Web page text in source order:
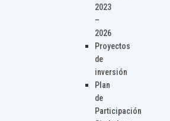
2023
–
2026
Proyectos
de
inversión
Plan
de
Participación